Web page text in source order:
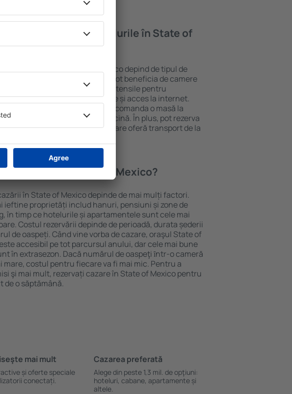
de facilităţi oferă hotelurile în State of
proprietăţilor în State of Mexico depind de tipul de
și de numărul de stele. Oaspeții pot beneficia de camere
balcon, aer condiționat, ustensile pentru
ceaiului şi a cafelei, prosoape și acces la internet.
pot avea parcare gratuită, pot comanda o masă la
sau pot alege un hotel cu piscină. În plus, pot rezerva
State of Mexico la proprietăți care oferă transport de la
cazarea în State of Mexico?
în State of Mexico depinde de mai mulți factori.
ieftine proprietăți includ hanuri, pensiuni și zone de
în timp ce hotelurile și apartamentele sunt cele mai
Costul rezervării depinde de perioadă, durata șederii
de oaspeți. Când vine vorba de cazare, oraşul State of
accesibil pe tot parcursul anului, dar cele mai bune
în extrasezon. Dacă numărul de oaspeţi ȋntr-o cameră
mare, costul pentru fiecare va fi mai mic. Pentru a
şi mai mult, rezervați cazare în State of Mexico pentru
de o săptămână.
mai mult
și oferte speciale
conectați.
Cazarea preferată
Alege din peste 1,3 mil. de opţiuni:
hoteluri, cabane, apartamente și
altele.